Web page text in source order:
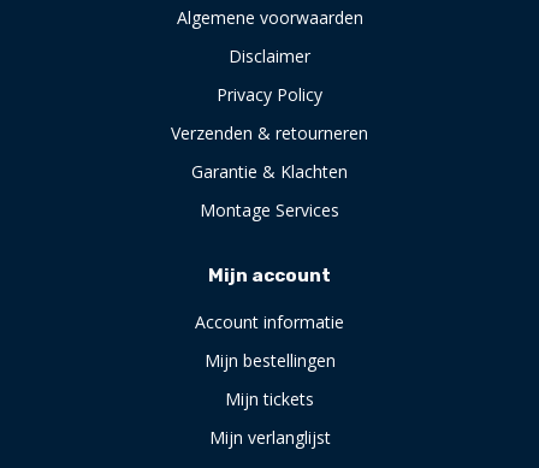
Algemene voorwaarden
Disclaimer
Privacy Policy
Verzenden & retourneren
Garantie & Klachten
Montage Services
Mijn account
Account informatie
Mijn bestellingen
Mijn tickets
Mijn verlanglijst